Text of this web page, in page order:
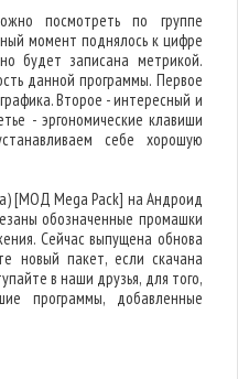
посмотреть по группе
момент поднялось к цифре
будет записана метрикой.
данной программы. Первое
Второе - интересный и
- эргономические клавиши
себе хорошую
[МОД Mega Pack] на Андроид
обозначенные промашки
Сейчас выпущена обнова
новый пакет, если скачана
в наши друзья, для того,
программы, добавленные